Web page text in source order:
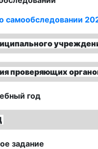
самообследовании
проверяющих
год
задание